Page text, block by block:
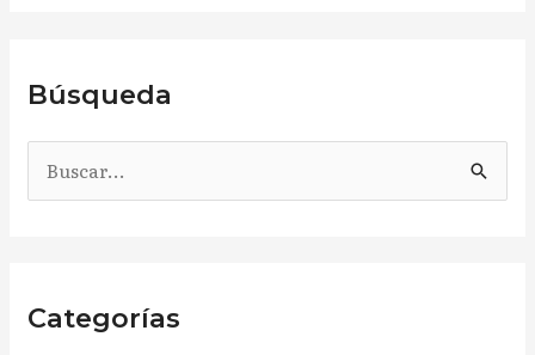
Búsqueda
u
a
Categorías